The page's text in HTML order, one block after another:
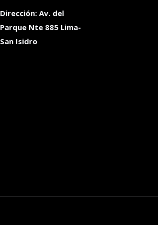
Dirección: Av. del
Parque Nte 885 Lima-
San Isidro